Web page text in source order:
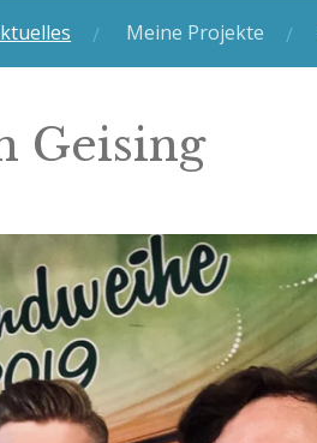
Meine Projekte
Geising